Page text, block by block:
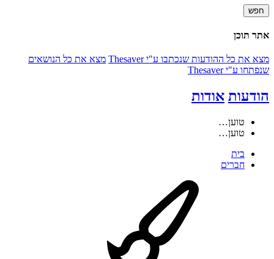
חפש
אתר תוכן
מצא את כל ההודעות שנכתבו ע"י Thesaver
מצא את כל הנושאים
שנפתחו ע"י Thesaver
הודעות אודות
טוען…
טוען…
בית
חברים